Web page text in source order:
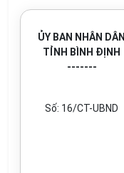
ỦY BAN NHÂN DÂN
TỈNH BÌNH ĐỊNH
-------
Số: 16/CT-UBND